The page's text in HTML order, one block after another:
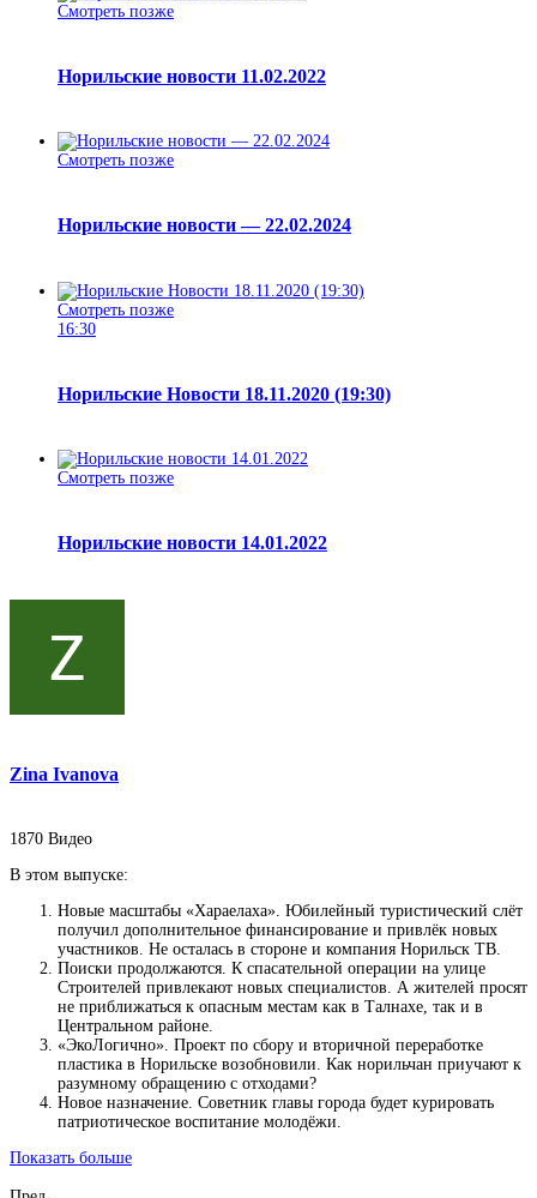
Смотреть позже
Норильские новости 11.02.2022
Смотреть позже
Норильские новости — 22.02.2024
Смотреть позже
16:30
Норильские Новости 18.11.2020 (19:30)
Смотреть позже
Норильские новости 14.01.2022
Zina Ivanova
1870 Видео
В этом выпуске:
Новые масштабы «Хараелаха». Юбилейный туристический слёт
получил дополнительное финансирование и привлёк новых
участников. Не осталась в стороне и компания Норильск ТВ.
Поиски продолжаются. К спасательной операции на улице
Строителей привлекают новых специалистов. А жителей просят
не приближаться к опасным местам как в Талнахе, так и в
Центральном районе.
«ЭкоЛогично». Проект по сбору и вторичной переработке
пластика в Норильске возобновили. Как норильчан приучают к
разумному обращению с отходами?
Новое назначение. Советник главы города будет курировать
патриотическое воспитание молодёжи.
Показать больше